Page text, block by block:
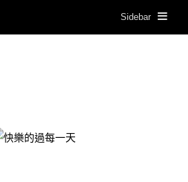
Sidebar
快樂的過每一天